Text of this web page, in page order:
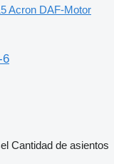
Acron DAF-Motor
6
Cantidad de asientos